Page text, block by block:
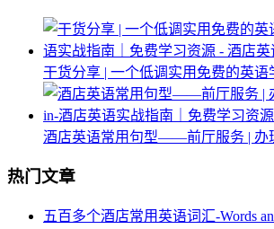
干货分享 | 一个低调实用免费的英语
酒店英语常用句型——前厅服务 | 办
热门文章
五百多个酒店常用英语词汇-Words